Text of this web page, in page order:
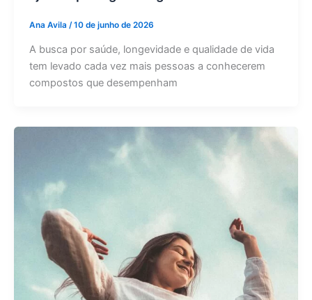
Ana Avila /10 de junho de 2026
A busca por saúde, longevidade e qualidade de vida
tem levado cada vez mais pessoas a conhecerem
compostos que desempenham